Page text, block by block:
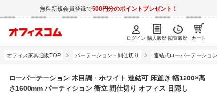
無料新規会員登録で500円分のポイントプレゼント！
ログイン 購入履歴 閲覧履歴 カート
オフィス家具通販TOP パーテーション・間仕切り 連結式ローパーテーション
ローパーテーション 木目調・ホワイト 連結可 床置き 幅1200×高
さ1600mm パーティション 衝立 間仕切り オフィス 目隠し